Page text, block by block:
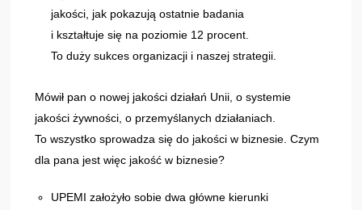
jakości, jak pokazują ostatnie badania
i kształtuje się na poziomie 12 procent.
To duży sukces organizacji i naszej strategii.
Mówił pan o nowej jakości działań Unii, o systemie
jakości żywności, o przemyślanych działaniach.
To wszystko sprowadza się do jakości w biznesie. Czym
dla pana jest więc jakość w biznesie?
UPEMI założyło sobie dwa główne kierunki